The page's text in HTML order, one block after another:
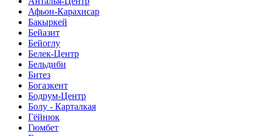
Афьон-Карахисар
Бакыркей
Бейазит
Бейоглу
Белек-Центр
Бельдиби
Битез
Богазкент
Бодрум-Центр
Болу - Карталкая
Гёйнюк
Гюмбет